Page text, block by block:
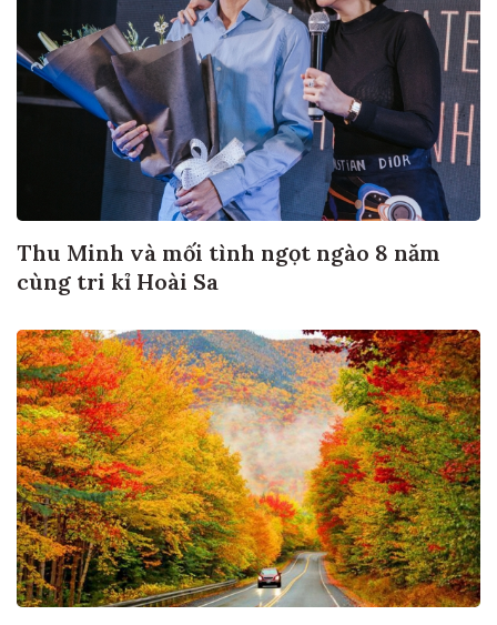
Thu Minh và mối tình ngọt ngào 8 năm
cùng tri kỉ Hoài Sa